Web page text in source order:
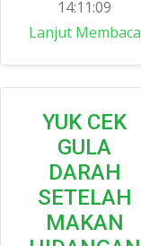
14:11:09
Lanjut Membaca
YUK CEK
GULA
DARAH
SETELAH
MAKAN